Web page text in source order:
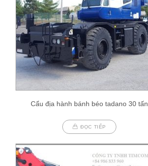
Cẩu địa hành bánh béo tadano 30 tấn
ĐỌC TIẾP